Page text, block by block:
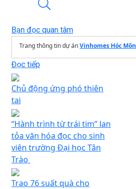
Bạn đọc quan tâm
Trang thông tin dự ánVinhomes Hóc Môn
Đọc tiếp
Chủ động ứng phó thiên
tai
“Hành trình từ trái tim” lan
tỏa văn hóa đọc cho sinh
viên trường Đại học Tân
Trào ​
Trao 76 suất quà cho